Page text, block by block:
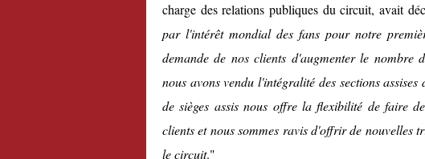
charge des relations publiques du circuit, avait
par l'intérêt mondial des fans pour notre
demande de nos clients d'augmenter le nombre
nous avons vendu l'intégralité des sections
de sièges assis nous offre la flexibilité de faire
clients et nous sommes ravis d'offrir de nouvelles
le circuit."